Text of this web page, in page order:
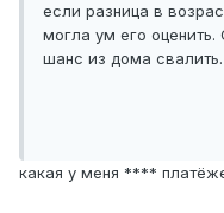
если разница в
могла ум его
шанс из дома свалить.
какая у меня ****